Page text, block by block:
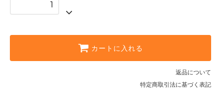
カートに入れる
返品について
特定商取引法に基づく表記